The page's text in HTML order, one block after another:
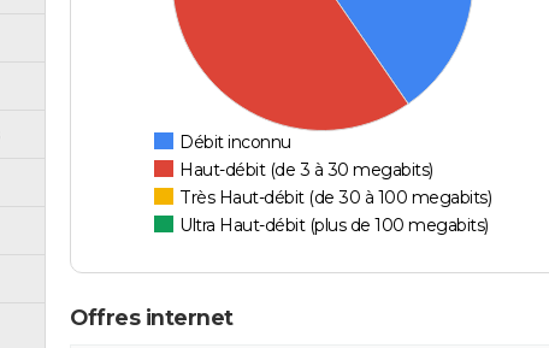
Débit inconnu
Haut-débit (de 3 à 30 megabits)
Très Haut-débit (de 30 à 100 megabits)
Ultra Haut-débit (plus de 100 megabits)
Offres internet